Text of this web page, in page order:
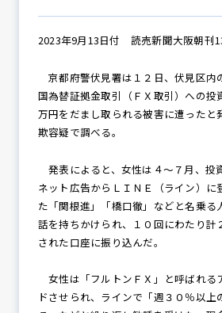
防犯パトロー
防犯セミナー
防犯協力会につ
2023年9月13日付 読売新聞大阪朝刊
京都府警伏見署は１２日、伏見区内
国為替証拠金取引（ＦＸ取引）への投
万円をだまし取られる被害に遭ったと
欺容疑で調べる。
発表によると、女性は４～７月、投
ネット広告からＬＩＮＥ（ライン）に
た「関根進」「橋口徹」などと名乗る
話を持ちかけられ、１０回にわたり計
された口座に振り込んだ。
女性は「フルトンＦＸ」と呼ばれる
ドさせられ、ラインで「週３０％以上